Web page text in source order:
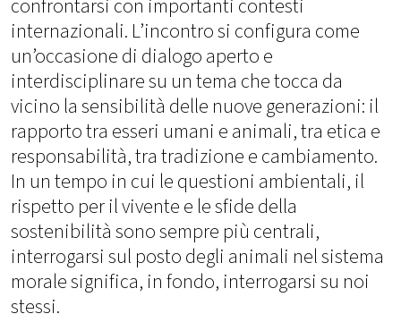
confrontarsi con importanti contesti
internazionali. L’incontro si configura come
un’occasione di dialogo aperto e
interdisciplinare su un tema che tocca da
vicino la sensibilità delle nuove generazioni: il
rapporto tra esseri umani e animali, tra etica e
responsabilità, tra tradizione e cambiamento.
In un tempo in cui le questioni ambientali, il
rispetto per il vivente e le sfide della
sostenibilità sono sempre più centrali,
interrogarsi sul posto degli animali nel sistema
morale significa, in fondo, interrogarsi su noi
stessi.